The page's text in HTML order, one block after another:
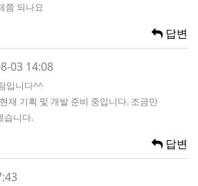
쯤 되나요
답변
03 14:08
입니다^^
재 기획 및 개발 준비 중입니다. 조금만
습니다.
답변